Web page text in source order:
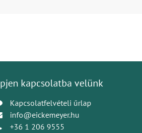
kapcsolatba velünk
Kapcsolatfelvételi űrlap
info@eickemeyer.hu
+36 1 206 9555